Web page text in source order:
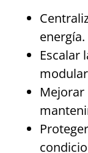
energía.
Escalar
Mejorar